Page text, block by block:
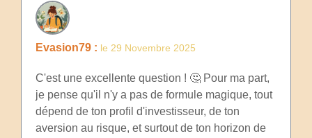
Evasion79 : le 29 Novembre 2025
C'est une excellente question ! 🤔 Pour ma part,
je pense qu'il n'y a pas de formule magique, tout
dépend de ton profil d'investisseur, de ton
aversion au risque, et surtout de ton horizon de